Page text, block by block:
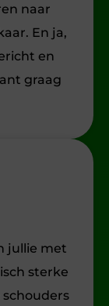
naar
En ja,
en
graag
jullie met
sterke